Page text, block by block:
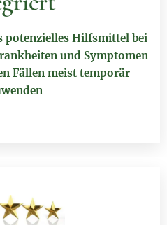
potenzielles Hilfsmittel bei
und Symptomen
Fällen meist temporär